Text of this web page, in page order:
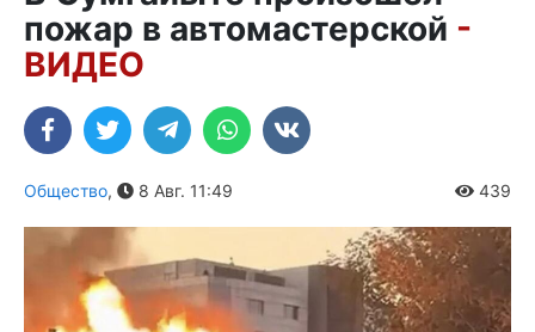
пожар в автомастерской -
ВИДЕО
Общество, 8 Авг. 11:49 439